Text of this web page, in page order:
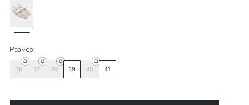
Размер:
36 37 38 39 40 41